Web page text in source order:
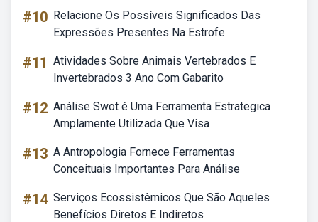
#10 Relacione Os Possíveis Significados Das
Expressões Presentes Na Estrofe
#11 Atividades Sobre Animais Vertebrados E
Invertebrados 3 Ano Com Gabarito
#12 Análise Swot é Uma Ferramenta Estrategica
Amplamente Utilizada Que Visa
#13 A Antropologia Fornece Ferramentas
Conceituais Importantes Para Análise
#14 Serviços Ecossistêmicos Que São Aqueles
Benefícios Diretos E Indiretos